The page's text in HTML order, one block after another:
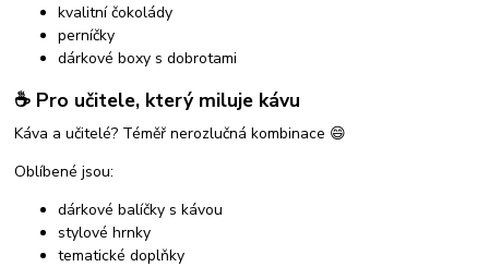
kvalitní čokolády
perníčky
dárkové boxy s dobrotami
☕ Pro učitele, který miluje kávu
Káva a učitelé? Téměř nerozlučná kombinace 😄
Oblíbené jsou:
dárkové balíčky s kávou
stylové hrnky
tematické doplňky